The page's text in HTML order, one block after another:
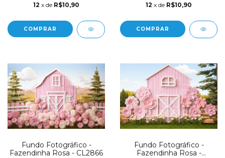
12 x de R$10,90
COMPRAR
12 x de R$10,90
COMPRAR
Fundo Fotográfico -
Fazendinha Rosa - CL2866
Fundo Fotográfico -
Fazendinha Rosa -